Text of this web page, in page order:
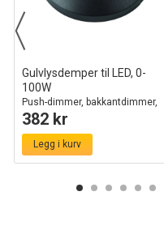
Gulvlysdemper til LED, 0-
100W
Push-dimmer, bakkantdimmer,
sort
382 kr
Legg i kurv